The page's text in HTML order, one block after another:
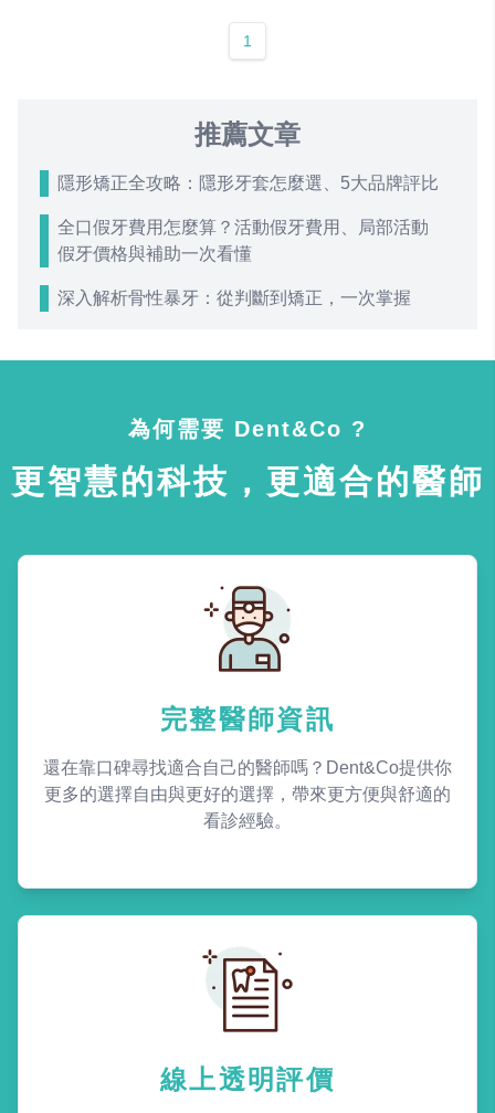
1
推薦文章
隱形矯正全攻略：隱形牙套怎麼選、5大品牌評比
全口假牙費用怎麼算？活動假牙費用、局部活動
假牙價格與補助一次看懂
深入解析骨性暴牙：從判斷到矯正，一次掌握
為何需要 Dent&Co ?
更智慧的科技，更適合的醫師
完整醫師資訊
還在靠口碑尋找適合自己的醫師嗎？Dent&Co提供你
更多的選擇自由與更好的選擇，帶來更方便與舒適的
看診經驗。
線上透明評價